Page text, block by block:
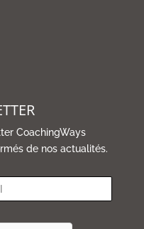
CoachingWays
de nos actualités.